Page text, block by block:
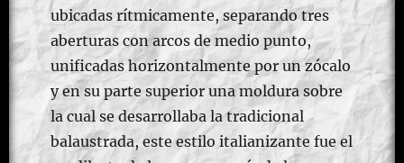
ubicadas rítmicamente, separando tres
aberturas con arcos de medio punto,
unificadas horizontalmente por un zócalo
y en su parte superior una moldura sobre
la cual se desarrollaba la tradicional
balaustrada, este estilo italianizante fue el